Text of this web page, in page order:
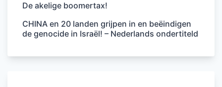
De akelige boomertax!
CHINA en 20 landen grijpen in en beëindigen
de genocide in Israël! – Nederlands ondertiteld